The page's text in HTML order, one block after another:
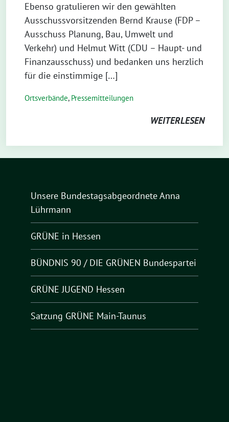
Ebenso gratulieren wir den gewählten
Ausschussvorsitzenden Bernd Krause (FDP –
Ausschuss Planung, Bau, Umwelt und
Verkehr) und Helmut Witt (CDU – Haupt- und
Finanzausschuss) und bedanken uns herzlich
für die einstimmige […]
Ortsverbände, Pressemitteilungen
WEITERLESEN
Unsere Bundestagsabgeordnete Anna
Lührmann
GRÜNE in Hessen
BÜNDNIS 90 / DIE GRÜNEN Bundespartei
GRÜNE JUGEND Hessen
Satzung GRÜNE Main-Taunus